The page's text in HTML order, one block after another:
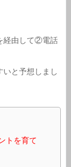
経由して②電話
いと予想しまし
トを育て